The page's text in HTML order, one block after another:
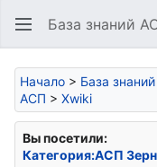
База знаний
Начало > База
АСП > Xwiki
Вы посетили:
Категория:АСП